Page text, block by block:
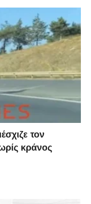
τον
κράνος